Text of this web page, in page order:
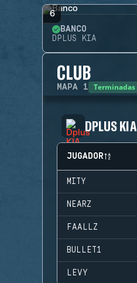
6
BANCO
DPLUS KIA
CLUB
MAPA 1 Terminadas
DPLUS KIA
JUGADOR
MITY
NEARZ
FAALLZ
BULLET1
LEVY